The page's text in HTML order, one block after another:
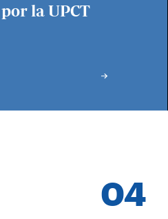
la UPCT
04